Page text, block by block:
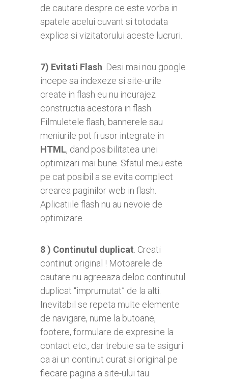
de cautare despre ce este vorba in
spatele acelui cuvant si totodata
explica si vizitatorului aceste lucruri.
7) Evitati Flash . Desi mai nou google
incepe sa indexeze si site-urile
create in flash eu nu incurajez
constructia acestora in flash.
Filmuletele flash, bannerele sau
meniurile pot fi usor integrate in
HTML, dand posibilitatea unei
optimizari mai bune. Sfatul meu este
pe cat posibil a se evita complect
crearea paginilor web in flash.
Aplicatiile flash nu au nevoie de
optimizare.
8 ) Continutul duplicat . Creati
continut original ! Motoarele de
cautare nu agreeaza deloc continutul
duplicat “imprumutat” de la alti.
Inevitabil se repeta multe elemente
de navigare, nume la butoane,
footere, formulare de expresine la
contact etc., dar trebuie sa te asiguri
ca ai un continut curat si original pe
fiecare pagina a site-ului tau.